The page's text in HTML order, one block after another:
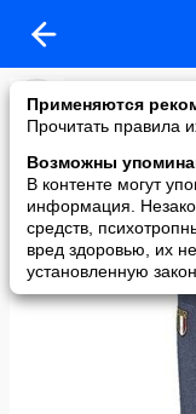
Применяются
Прочитать правила
Возможны
В контенте могут
информация.
средств,
вред здоровью, их
установленную
Дагестан
added a photo
21 Nov в 22:51